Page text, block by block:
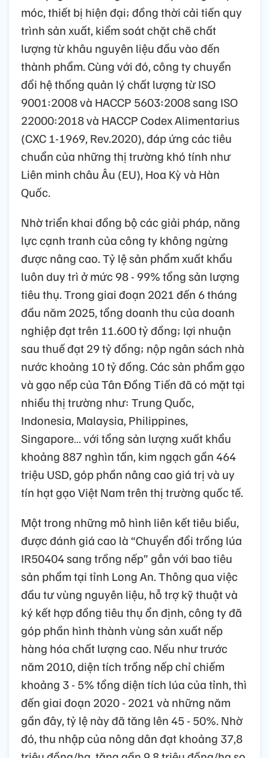
móc, thiết bị hiện đại; đồng thời cải tiến quy
trình sản xuất, kiểm soát chặt chẽ chất
lượng từ khâu nguyên liệu đầu vào đến
thành phẩm. Cùng với đó, công ty chuyển
đổi hệ thống quản lý chất lượng từ ISO
9001:2008 và HACCP 5603:2008 sang ISO
22000:2018 và HACCP Codex Alimentarius
(CXC 1-1969, Rev.2020), đáp ứng các tiêu
chuẩn của những thị trường khó tính như
Liên minh châu Âu (EU), Hoa Kỳ và Hàn
Quốc.
Nhờ triển khai đồng bộ các giải pháp, năng
lực cạnh tranh của công ty không ngừng
được nâng cao. Tỷ lệ sản phẩm xuất khẩu
luôn duy trì ở mức 98 - 99% tổng sản lượng
tiêu thụ. Trong giai đoạn 2021 đến 6 tháng
đầu năm 2025, tổng doanh thu của doanh
nghiệp đạt trên 11.600 tỷ đồng; lợi nhuận
sau thuế đạt 29 tỷ đồng; nộp ngân sách nhà
nước khoảng 10 tỷ đồng. Các sản phẩm gạo
và gạo nếp của Tân Đồng Tiến đã có mặt tại
nhiều thị trường như: Trung Quốc,
Indonesia, Malaysia, Philippines,
Singapore… với tổng sản lượng xuất khẩu
khoảng 887 nghìn tấn, kim ngạch gần 464
triệu USD, góp phần nâng cao giá trị và uy
tín hạt gạo Việt Nam trên thị trường quốc tế.
Một trong những mô hình liên kết tiêu biểu,
được đánh giá cao là “Chuyển đổi trồng lúa
IR50404 sang trồng nếp” gắn với bao tiêu
sản phẩm tại tỉnh Long An. Thông qua việc
đầu tư vùng nguyên liệu, hỗ trợ kỹ thuật và
ký kết hợp đồng tiêu thụ ổn định, công ty đã
góp phần hình thành vùng sản xuất nếp
hàng hóa chất lượng cao. Nếu như trước
năm 2010, diện tích trồng nếp chỉ chiếm
khoảng 3 - 5% tổng diện tích lúa của tỉnh, thì
đến giai đoạn 2020 - 2021 và những năm
gần đây, tỷ lệ này đã tăng lên 45 - 50%. Nhờ
đó, thu nhập của nông dân đạt khoảng 37,8